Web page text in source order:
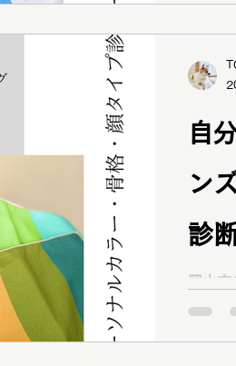
案をご
自
ン
診
で
性
岡山市
念願のト